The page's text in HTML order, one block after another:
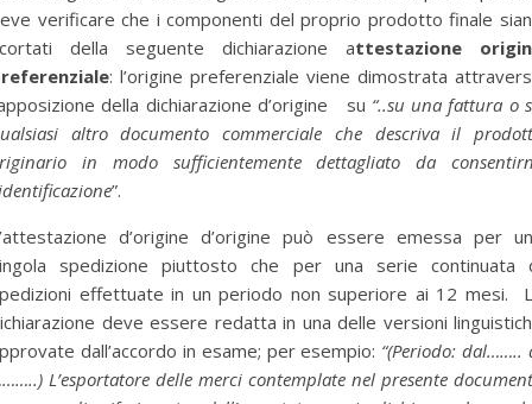
verificare che i componenti del proprio prodotto finale
della seguente dichiarazione attestazione
: l’origine preferenziale viene dimostrata
della dichiarazione d’origine su “..su una fattura o
altro documento commerciale che descriva il
in modo sufficientemente dettagliato da
”.
d’origine d’origine può essere emessa per
spedizione piuttosto che per una serie continuata
effettuate in un periodo non superiore ai 12 mesi.
deve essere redatta in una delle versioni
dall’accordo in esame; per esempio: “(Periodo: dal……..
L’esportatore delle merci contemplate nel presente